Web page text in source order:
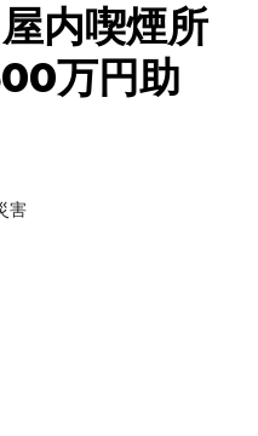
内喫煙所
万円助
害